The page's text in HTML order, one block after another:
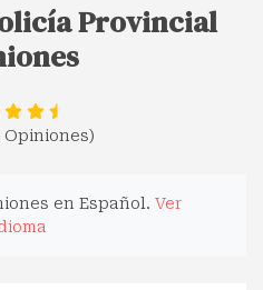
Provincial
Opiniones)
en Español. Ver